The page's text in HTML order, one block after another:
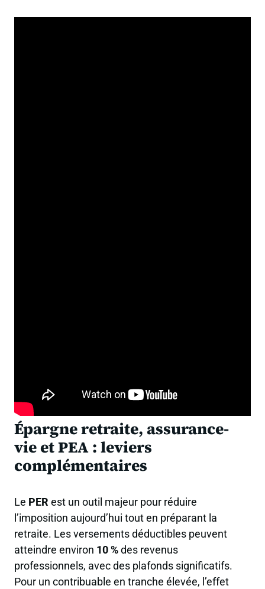
Épargne retraite, assurance-
vie et PEA : leviers
complémentaires
Le PER est un outil majeur pour réduire
l’imposition aujourd’hui tout en préparant la
retraite. Les versements déductibles peuvent
atteindre environ 10 %des revenus
professionnels, avec des plafonds significatifs.
Pour un contribuable en tranche élevée, l’effet